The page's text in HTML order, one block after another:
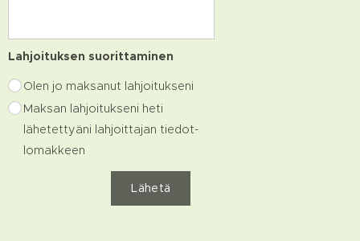
Lahjoituksen suorittaminen
Olen jo maksanut lahjoitukseni
Maksan lahjoitukseni heti
lähetettyäni lahjoittajan tiedot-
lomakkeen
Lähetä